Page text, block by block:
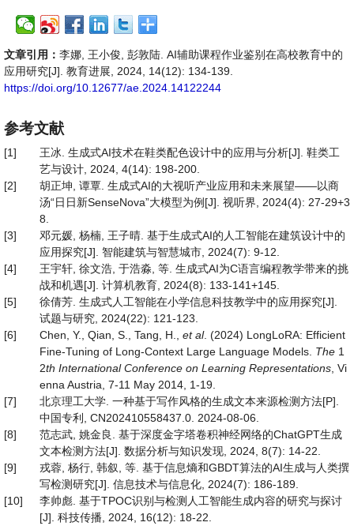
文章引用： 李娜, 王小俊, 彭敦陆. AI辅助课程作业鉴别在高校教育中的
应用研究[J]. 教育进展, 2024, 14(12): 134-139.
https://doi.org/10.12677/ae.2024.14122244
参考文献
[1]
王冰. 生成式AI技术在鞋类配色设计中的应用与分析[J]. 鞋类工
艺与设计, 2024, 4(14): 198-200.
[2]
胡正坤, 谭覃. 生成式AI的大视听产业应用和未来展望——以商
汤“日日新SenseNova”大模型为例[J]. 视听界, 2024(4): 27-29+3
8.
[3]
邓元媛, 杨楠, 王子晴. 基于生成式AI的人工智能在建筑设计中的
应用探究[J]. 智能建筑与智慧城市, 2024(7): 9-12.
[4]
王宇轩, 徐文浩, 于浩淼, 等. 生成式AI为C语言编程教学带来的挑
战和机遇[J]. 计算机教育, 2024(8): 133-141+145.
[5]
徐倩芳. 生成式人工智能在小学信息科技教学中的应用探究[J].
试题与研究, 2024(22): 121-123.
[6]
Chen, Y., Qian, S., Tang, H., et al. (2024) LongLoRA: Efficient
Fine-Tuning of Long-Context Large Language Models. The 1
2th International Conference on Learning Representations , Vi
enna Austria, 7-11 May 2014, 1-19.
[7]
北京理工大学. 一种基于写作风格的生成文本来源检测方法[P].
中国专利, CN202410558437.0. 2024-08-06.
[8]
范志武, 姚金良. 基于深度金字塔卷积神经网络的ChatGPT生成
文本检测方法[J]. 数据分析与知识发现, 2024, 8(7): 14-22.
[9]
戎蓉, 杨行, 韩叙, 等. 基于信息熵和GBDT算法的AI生成与人类撰
写检测研究[J]. 信息技术与信息化, 2024(7): 186-189.
[10]
李帅彪. 基于TPOC识别与检测人工智能生成内容的研究与探讨
[J]. 科技传播, 2024, 16(12): 18-22.